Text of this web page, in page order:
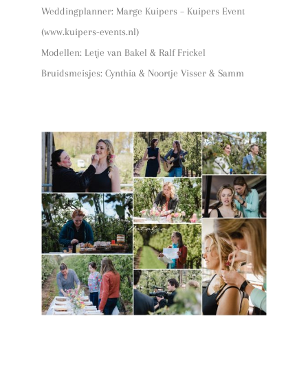
Weddingplanner: Marge Kuipers – Kuipers Event
(www.kuipers-events.nl)
Modellen: Letje van Bakel & Ralf Frickel
Bruidsmeisjes: Cynthia & Noortje Visser & Samm